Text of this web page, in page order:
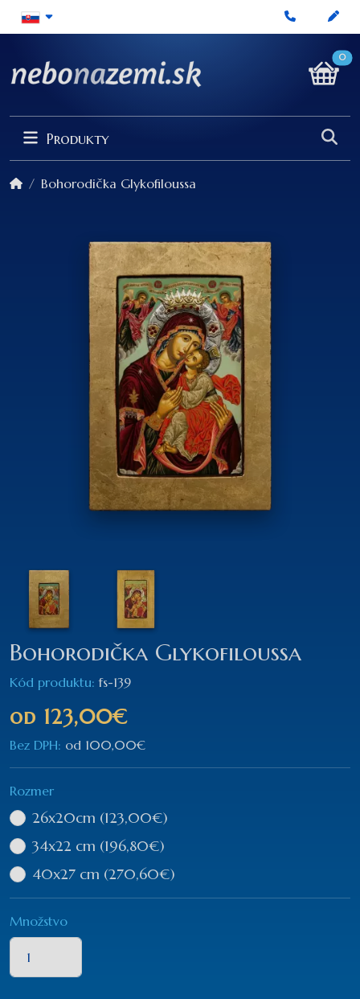
0
Produkty
Bohorodička Glykofiloussa
Bohorodička Glykofiloussa
Kód produktu: fs-139
od 123,00€
Bez DPH: od 100,00€
Rozmer
26x20cm (123,00€)
34x22 cm (196,80€)
40x27 cm (270,60€)
Množstvo